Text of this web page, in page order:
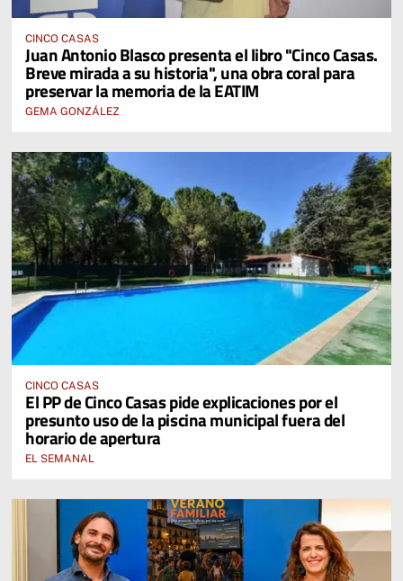
CINCO CASAS
Juan Antonio Blasco presenta el libro "Cinco Casas.
Breve mirada a su historia", una obra coral para
preservar la memoria de la EATIM
GEMA GONZÁLEZ
CINCO CASAS
El PP de Cinco Casas pide explicaciones por el
presunto uso de la piscina municipal fuera del
horario de apertura
EL SEMANAL